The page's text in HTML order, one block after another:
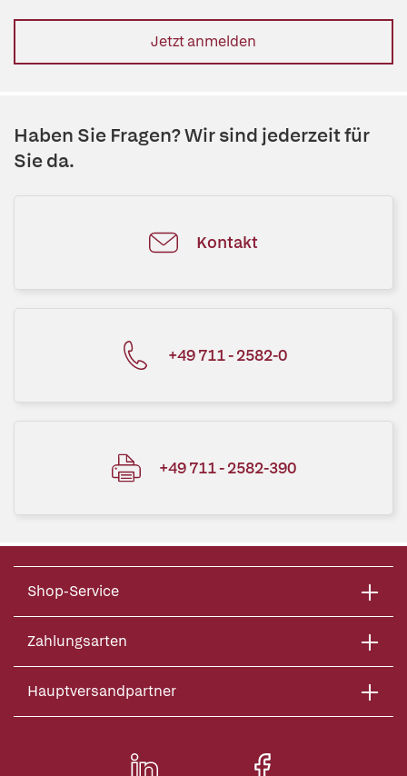
Jetzt anmelden
Haben Sie Fragen? Wir sind jederzeit für
Sie da.
Kontakt
+49 711 - 2582-0
+49 711 - 2582-390
Shop-Service
Zahlungsarten
Hauptversandpartner